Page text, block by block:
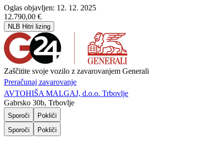
Oglas objavljen: 12. 12. 2025
12.790,00 €
NLB Hitri lizing
Zaščitite svoje vozilo z zavarovanjem Generali
Preračunaj zavarovanje
AVTOHIŠA MALGAJ, d.o.o. Trbovlje
Gabrsko 30b, Trbovlje
Sporoči
Pokliči
Sporoči
Pokliči